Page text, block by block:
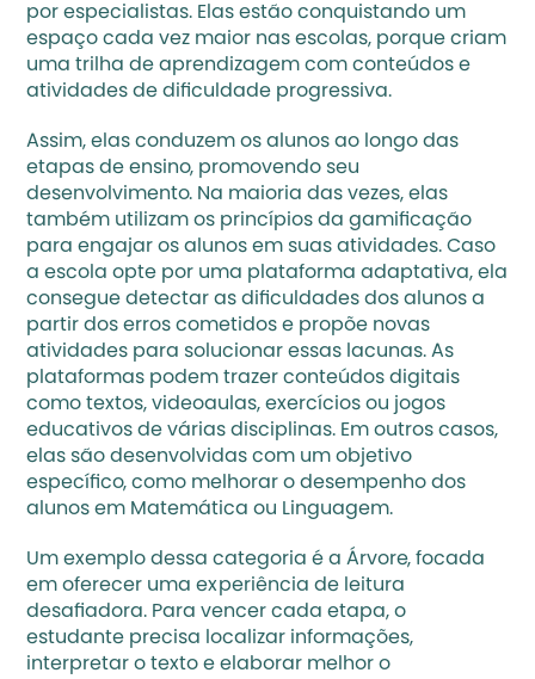
por especialistas. Elas estão conquistando um
espaço cada vez maior nas escolas, porque criam
uma trilha de aprendizagem com conteúdos e
atividades de dificuldade progressiva.
Assim, elas conduzem os alunos ao longo das
etapas de ensino, promovendo seu
desenvolvimento. Na maioria das vezes, elas
também utilizam os princípios da gamificação
para engajar os alunos em suas atividades. Caso
a escola opte por uma plataforma adaptativa, ela
consegue detectar as dificuldades dos alunos a
partir dos erros cometidos e propõe novas
atividades para solucionar essas lacunas. As
plataformas podem trazer conteúdos digitais
como textos, videoaulas, exercícios ou jogos
educativos de várias disciplinas. Em outros casos,
elas são desenvolvidas com um objetivo
específico, como melhorar o desempenho dos
alunos em Matemática ou Linguagem.
Um exemplo dessa categoria é a Árvore, focada
em oferecer uma experiência de leitura
desafiadora. Para vencer cada etapa, o
estudante precisa localizar informações,
interpretar o texto e elaborar melhor o